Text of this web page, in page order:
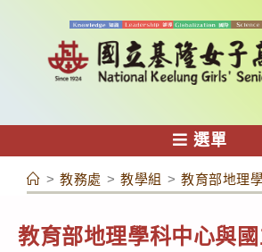
容
選單
> 教務處 > 教學組 > 教育部地理
教育部地理學科中心與